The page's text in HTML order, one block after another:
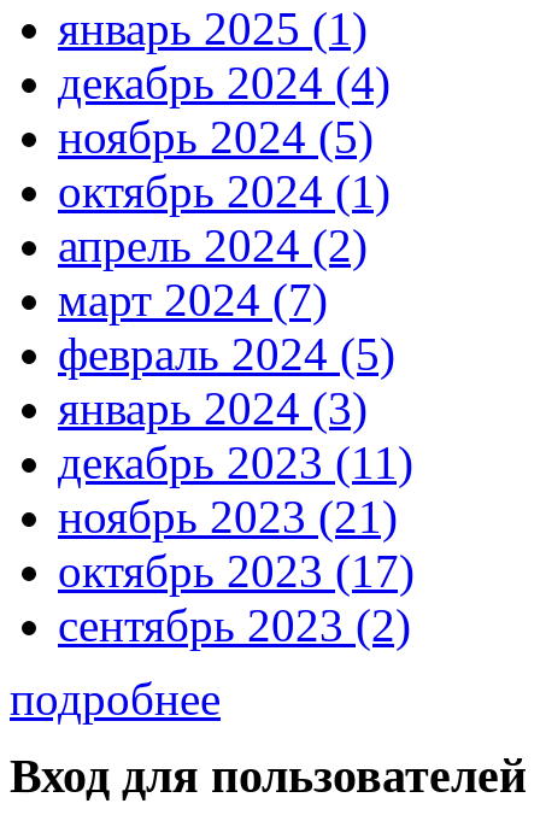
январь 2025 (1)
декабрь 2024 (4)
ноябрь 2024 (5)
октябрь 2024 (1)
апрель 2024 (2)
март 2024 (7)
февраль 2024 (5)
январь 2024 (3)
декабрь 2023 (11)
ноябрь 2023 (21)
октябрь 2023 (17)
сентябрь 2023 (2)
подробнее
Вход для пользователей